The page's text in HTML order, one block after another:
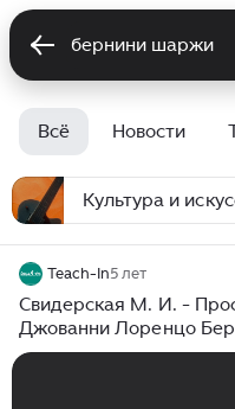
Всё Новости
Культура и
Teach-In5 лет
Свидерская М. И. -
Джованни Лоренцо